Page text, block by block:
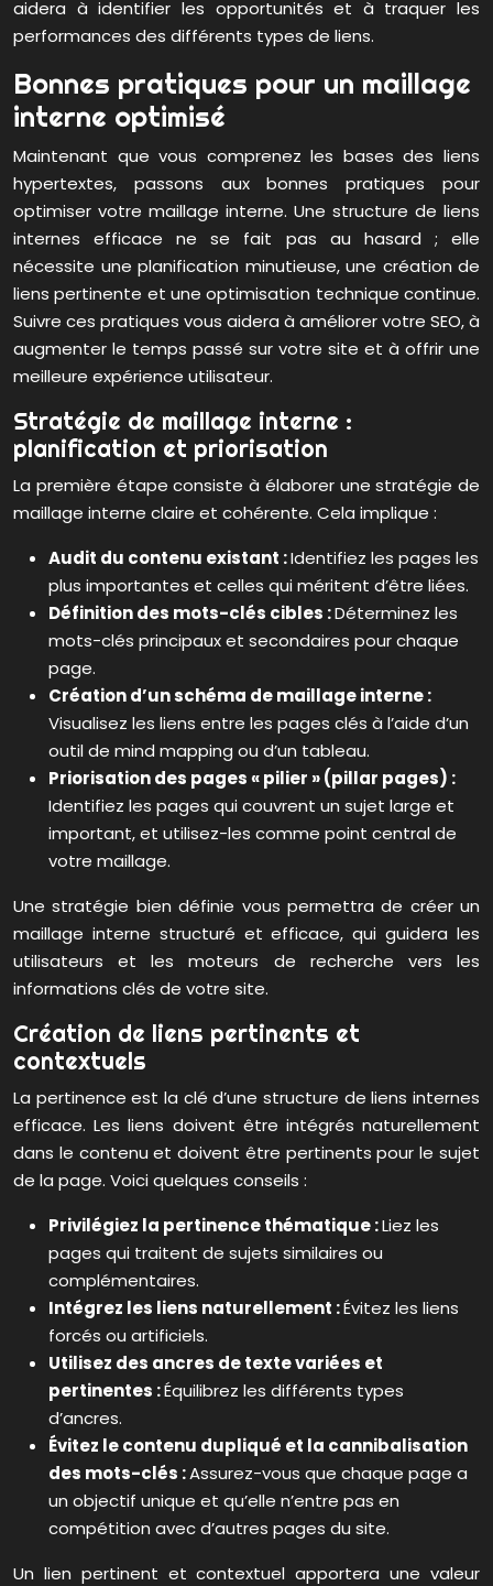
aidera à identifier les opportunités et à traquer les
performances des différents types de liens.
Bonnes pratiques pour un maillage
interne optimisé
Maintenant que vous comprenez les bases des liens
hypertextes, passons aux bonnes pratiques pour
optimiser votre maillage interne. Une structure de liens
internes efficace ne se fait pas au hasard ; elle
nécessite une planification minutieuse, une création de
liens pertinente et une optimisation technique continue.
Suivre ces pratiques vous aidera à améliorer votre SEO, à
augmenter le temps passé sur votre site et à offrir une
meilleure expérience utilisateur.
Stratégie de maillage interne :
planification et priorisation
La première étape consiste à élaborer une stratégie de
maillage interne claire et cohérente. Cela implique :
Audit du contenu existant :Identifiez les pages les
plus importantes et celles qui méritent d’être liées.
Définition des mots-clés cibles :Déterminez les
mots-clés principaux et secondaires pour chaque
page.
Création d’un schéma de maillage interne :
Visualisez les liens entre les pages clés à l’aide d’un
outil de mind mapping ou d’un tableau.
Priorisation des pages « pilier » (pillar pages) :
Identifiez les pages qui couvrent un sujet large et
important, et utilisez-les comme point central de
votre maillage.
Une stratégie bien définie vous permettra de créer un
maillage interne structuré et efficace, qui guidera les
utilisateurs et les moteurs de recherche vers les
informations clés de votre site.
Création de liens pertinents et
contextuels
La pertinence est la clé d’une structure de liens internes
efficace. Les liens doivent être intégrés naturellement
dans le contenu et doivent être pertinents pour le sujet
de la page. Voici quelques conseils :
Privilégiez la pertinence thématique :Liez les
pages qui traitent de sujets similaires ou
complémentaires.
Intégrez les liens naturellement :Évitez les liens
forcés ou artificiels.
Utilisez des ancres de texte variées et
pertinentes :Équilibrez les différents types
d’ancres.
Évitez le contenu dupliqué et la cannibalisation
des mots-clés :Assurez-vous que chaque page a
un objectif unique et qu’elle n’entre pas en
compétition avec d’autres pages du site.
Un lien pertinent et contextuel apportera une valeur